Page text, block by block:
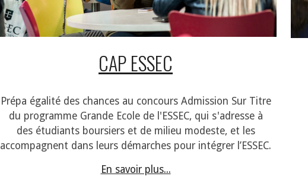
CAP ESSEC
Prépa égalité des chances au concours Admission Sur Titre
du programme Grande Ecole de l'ESSEC, qui s'adresse à
des étudiants boursiers et de milieu modeste, et les
accompagnent dans leurs démarches pour intégrer l’ESSEC.
En savoir plus...